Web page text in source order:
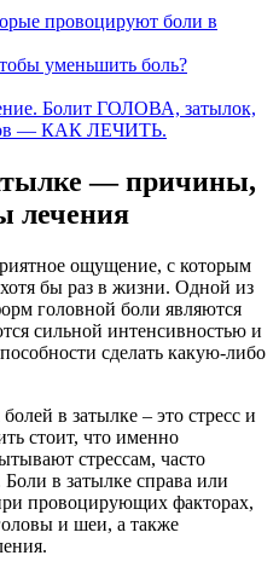
провоцируют боли в
уменьшить боль?
Болит ГОЛОВА, затылок,
— КАК ЛЕЧИТЬ.
— причины,
лечения
ощущение, с которым
бы раз в жизни. Одной из
головной боли являются
сильной интенсивностью и
сделать какую-либо
в затылке – это стресс и
стоит, что именно
стрессам, часто
в затылке справа или
провоцирующих факторах,
и шеи, а также